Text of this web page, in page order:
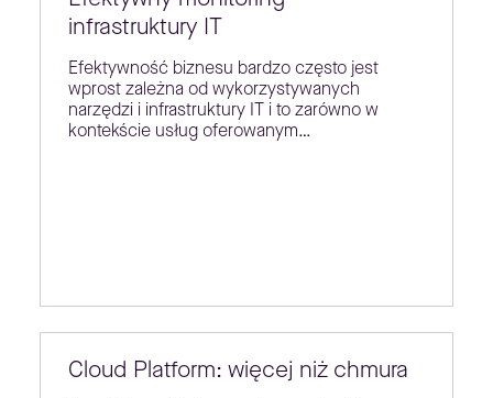
infrastruktury IT
Efektywność biznesu bardzo często jest
wprost zależna od wykorzystywanych
narzędzi i infrastruktury IT i to zarówno w
kontekście usług oferowanym…
Cloud Platform: więcej niż chmura